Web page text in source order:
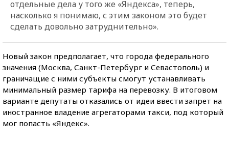
отдельные дела у того же «Яндекса», теперь,
насколько я понимаю, с этим законом это будет
сделать довольно затруднительно».
Новый закон предполагает, что города федерального
значения (Москва, Санкт-Петербург и Севастополь) и
граничащие с ними субъекты смогут устанавливать
минимальный размер тарифа на перевозку. В итоговом
варианте депутаты отказались от идеи ввести запрет на
иностранное владение агрегаторами такси, под который
мог попасть «Яндекс».